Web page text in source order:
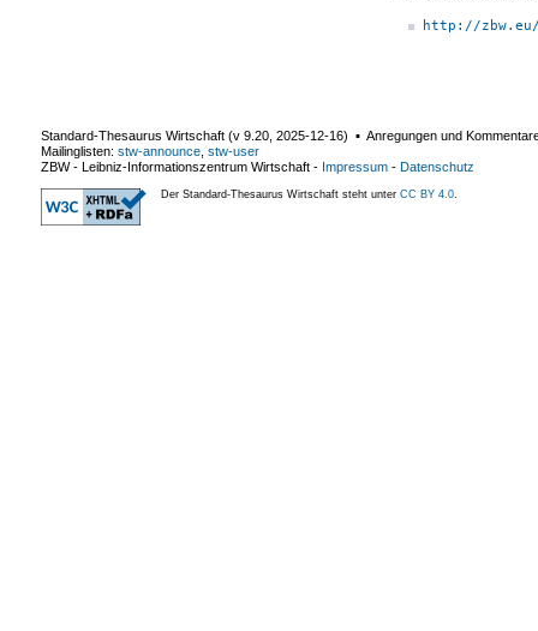
http://
Standard-Thesaurus Wirtschaft (v 9.20 2025-12-16) ▪ Anregungen und
Mailinglisten: stw-announce stw-user
ZBW - Leibniz-Informationszentrum Wirtschaft - Impressum - Datenschutz
Der Standard-Thesaurus Wirtschaft steht unter CC BY 4.0